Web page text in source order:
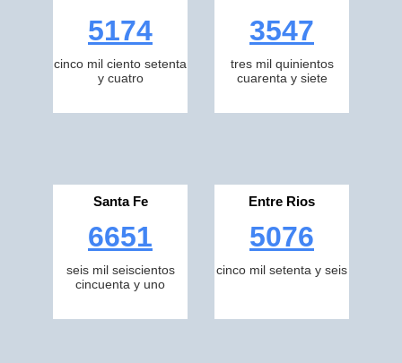
5174
cinco mil ciento setenta
y cuatro
3547
tres mil quinientos
cuarenta y siete
Santa Fe
6651
seis mil seiscientos
cincuenta y uno
Entre Rios
5076
cinco mil setenta y seis